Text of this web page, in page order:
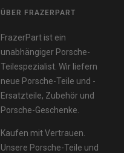
ÜBER FRAZERPART
FrazerPart ist ein
unabhängiger Porsche-
Teilespezialist. Wir liefern
neue Porsche-Teile und -
Ersatzteile, Zubehör und
Porsche-Geschenke.
Kaufen mit Vertrauen.
Unsere Porsche-Teile und